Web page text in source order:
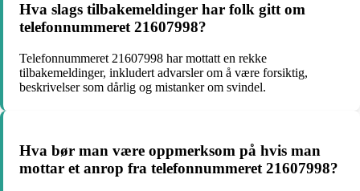
Hva slags tilbakemeldinger har folk gitt om
telefonnummeret 21607998?
Telefonnummeret 21607998 har mottatt en rekke
tilbakemeldinger, inkludert advarsler om å være forsiktig,
beskrivelser som dårlig og mistanker om svindel.
Hva bør man være oppmerksom på hvis man
mottar et anrop fra telefonnummeret 21607998?